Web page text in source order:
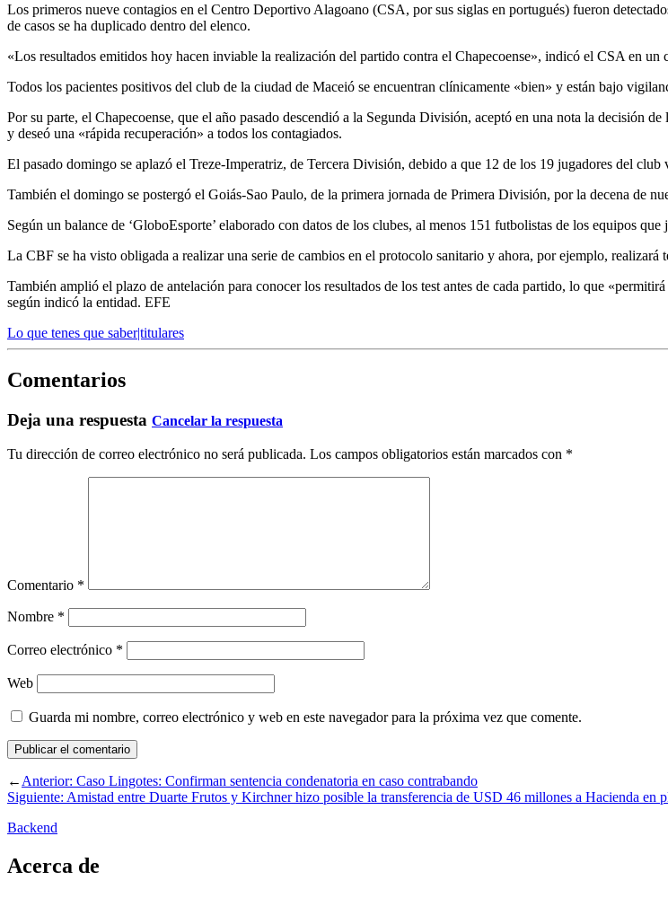
Los primeros nueve contagios en el Centro Deportivo Alagoano (CSA, por sus siglas en portugués) fueron
de casos se ha duplicado dentro del elenco.
«Los resultados emitidos hoy hacen inviable la realización del partido contra el Chapecoense», indicó el CSA en un
Todos los pacientes positivos del club de la ciudad de Maceió se encuentran clínicamente «bien» y están bajo
Por su parte, el Chapecoense, que el año pasado descendió a la Segunda División, aceptó en una nota la decisión
y deseó una «rápida recuperación» a todos los contagiados.
El pasado domingo se aplazó el Treze-Imperatriz, de Tercera División, debido a que 12 de los 19 jugadores del
También el domingo se postergó el Goiás-Sao Paulo, de la primera jornada de Primera División, por la decena de
Según un balance de ‘GloboEsporte’ elaborado con datos de los clubes, al menos 151 futbolistas de los equipos
La CBF se ha visto obligada a realizar una serie de cambios en el protocolo sanitario y ahora, por ejemplo,
También amplió el plazo de antelación para conocer los resultados de los test antes de cada partido, lo que
según indicó la entidad. EFE
Lo que tenes que saber|titulares
Comentarios
Deja una respuesta Cancelar la respuesta
Tu dirección de correo electrónico no será publicada. Los campos obligatorios están marcados con *
Comentario *
Nombre *
Correo electrónico *
Web
Guarda mi nombre, correo electrónico y web en este navegador para la próxima vez que comente.
←Anterior: Caso Lingotes: Confirman sentencia condenatoria en caso contrabando
Siguiente: Amistad entre Duarte Frutos y Kirchner hizo posible la transferencia de USD 46 millones a Hacienda en
Backend
Acerca de